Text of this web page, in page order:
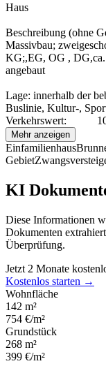
Haus
Beschreibung (ohne
Massivbau;
KG;,EG, OG ,
angebaut
Lage: innerhalb der
Buslinie, Kultur-,
Verkehrswert:
Mehr anzeigen
Einfamilienhaus
Gebiet
KI
Diese Informationen
Dokumenten
Überprüfung.
Jetzt 2 Monate
Kostenlos starten →
Wohnfläche
142 m²
754 €/m²
Grundstück
268 m²
399 €/m²